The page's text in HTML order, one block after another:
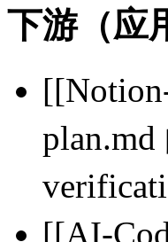
下游（应
[[AI-